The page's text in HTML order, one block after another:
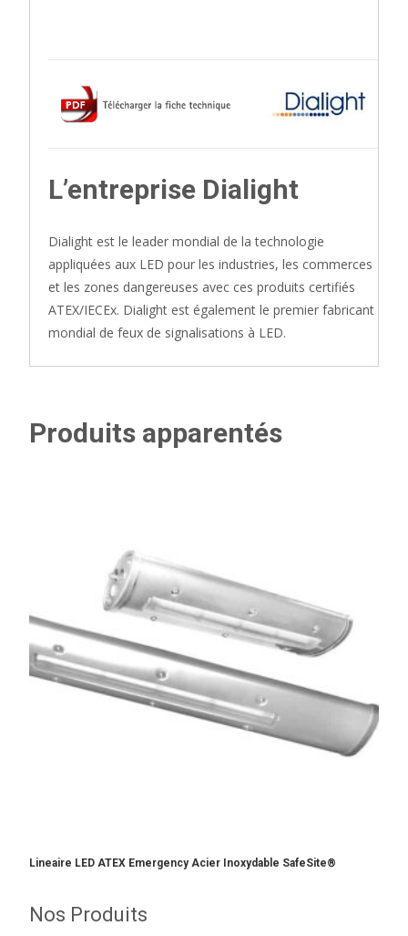
L’entreprise Dialight
Dialight est le leader mondial de la technologie
appliquées aux LED pour les industries, les commerces
et les zones dangereuses avec ces produits certifiés
ATEX/IECEx. Dialight est également le premier fabricant
mondial de feux de signalisations à LED.
Produits apparentés
Lineaire LED ATEX Emergency Acier Inoxydable SafeSite®
Nos Produits